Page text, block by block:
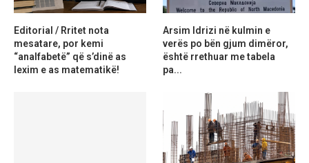
Editorial / Rritet nota
mesatare, por kemi
“analfabetë” që s’dinë as
lexim e as matematikë!
Arsim Idrizi në kulmin e
verës po bën gjum dimëror,
është rrethuar me tabela
pa...